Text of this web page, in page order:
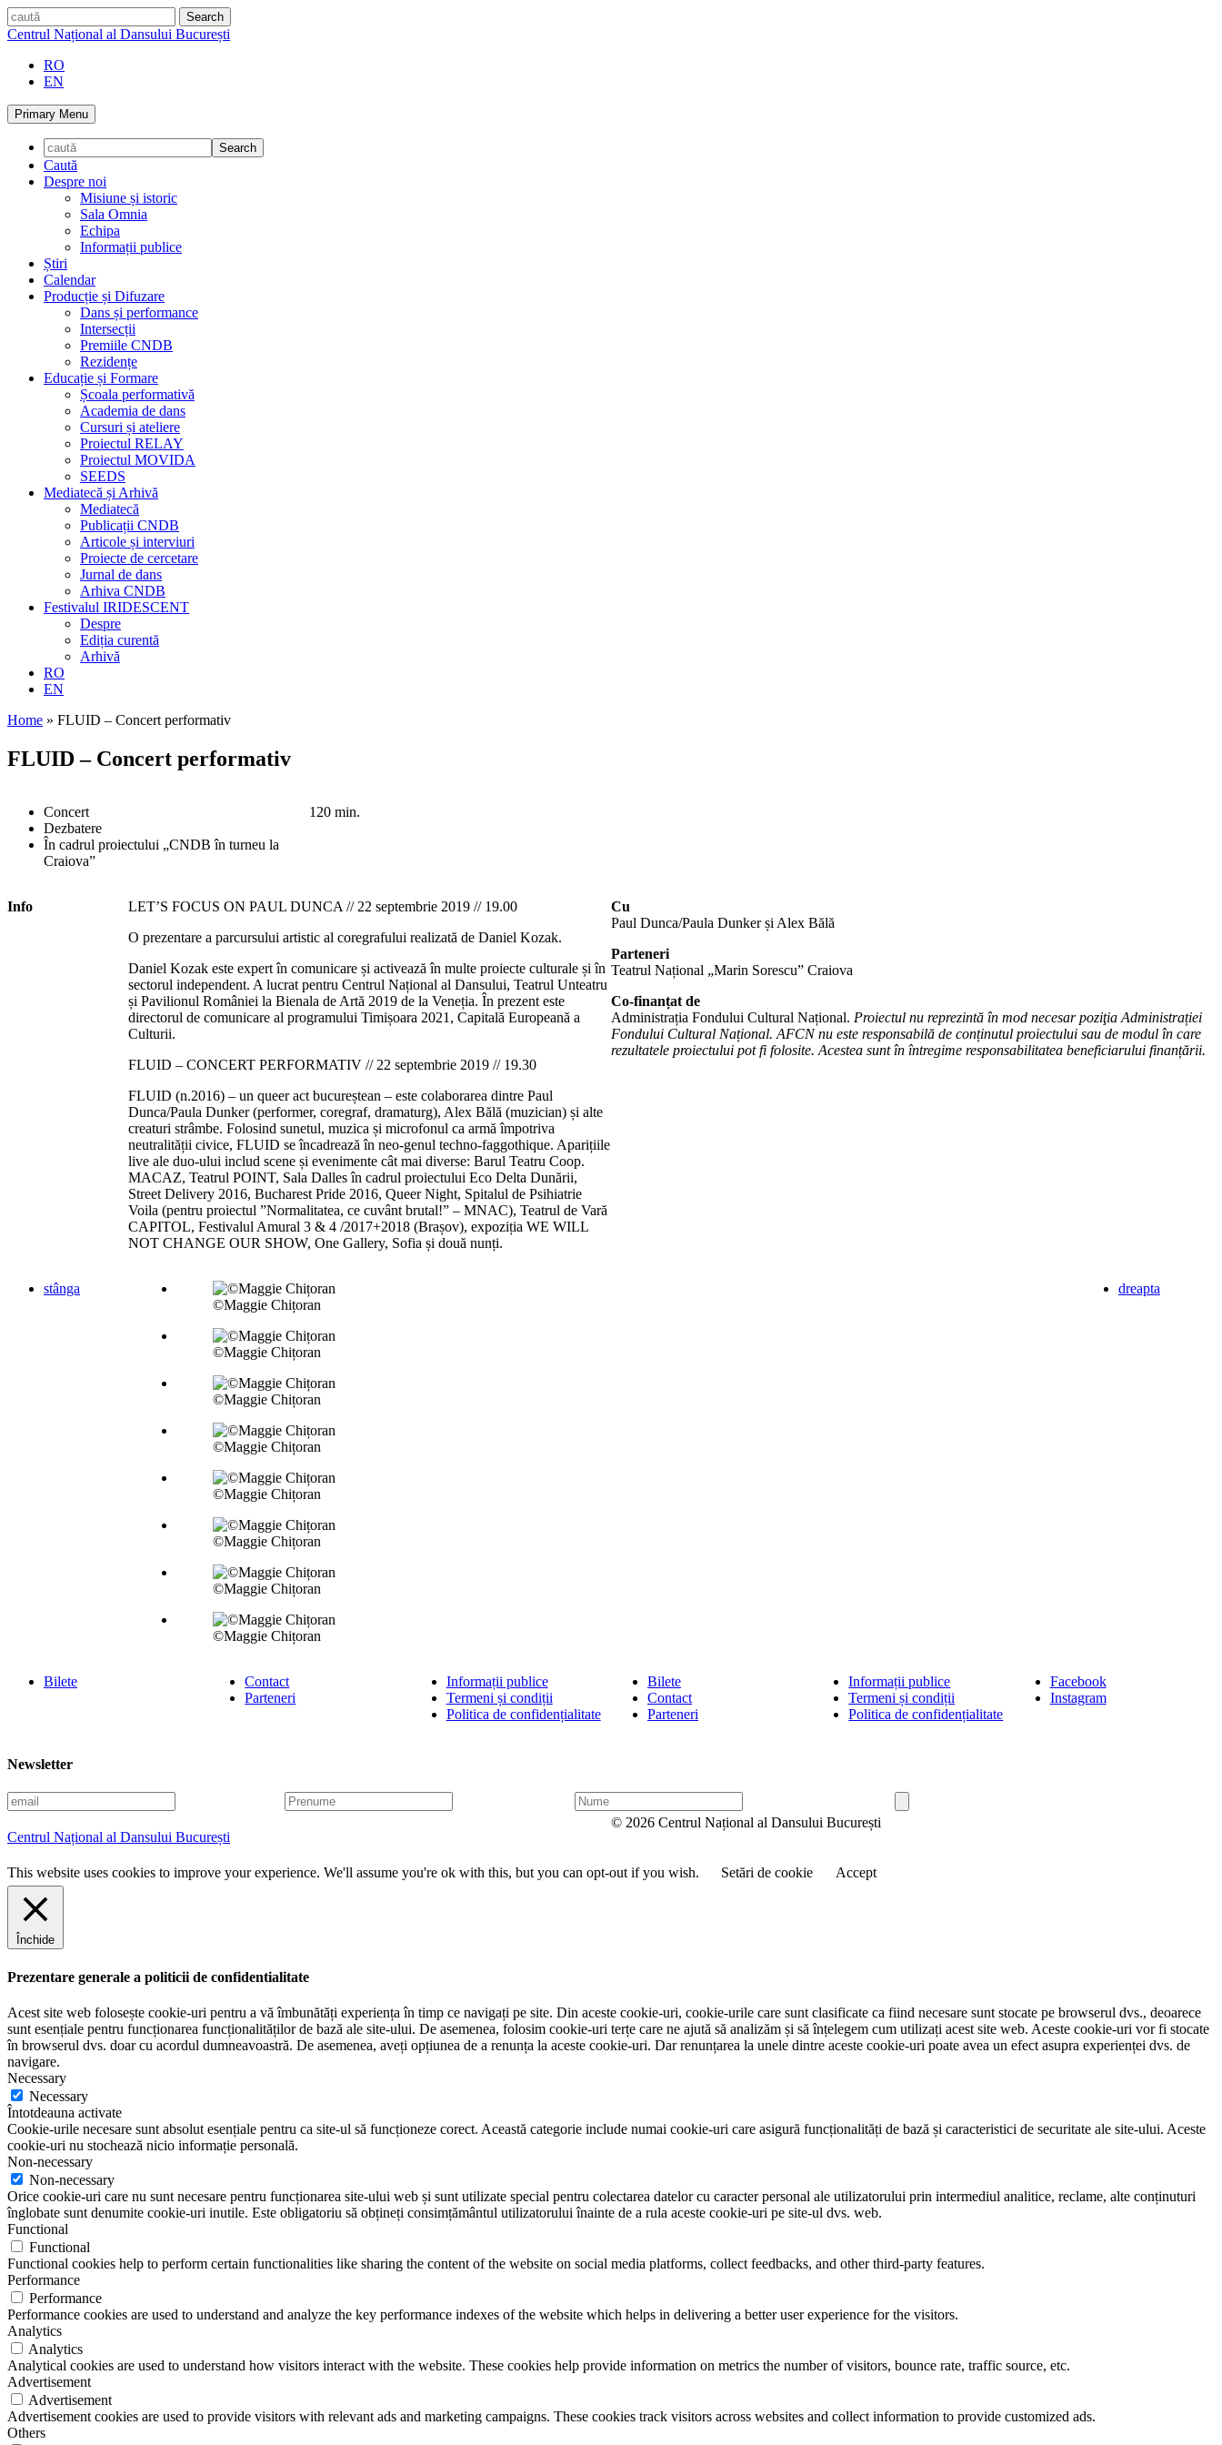
Skip
to
caută
Centrul Național al Dansului București
RO
EN
Primary Menu
Caută
Despre noi
Misiune și istoric
Sala Omnia
Echipa
Informații publice
Știri
Calendar
Producție și Difuzare
Dans și performance
Intersecții
Premiile CNDB
Rezidențe
Educație și Formare
Școala performativă
Academia de dans
Cursuri și ateliere
Proiectul RELAY
Proiectul MOVIDA
SEEDS
Mediatecă și Arhivă
Mediatecă
Publicații CNDB
Articole și interviuri
Proiecte de cercetare
Jurnal de dans
Arhiva CNDB
Festivalul IRIDESCENT
Despre
Ediția curentă
Arhivă
RO
EN
Home » FLUID – Concert performativ
FLUID – Concert performativ
Concert
Dezbatere
În cadrul proiectului „CNDB în turneu la
Craiova”
120 min.
Info
LET’S FOCUS ON PAUL DUNCA // 22 septembrie 2019 // 19.00
O prezentare a parcursului artistic al coregrafului realizată de Daniel Kozak.
Daniel Kozak este expert în comunicare și activează în multe proiecte culturale și în
sectorul independent. A lucrat pentru Centrul Național al Dansului, Teatrul Unteatru
și Pavilionul României la Bienala de Artă 2019 de la Veneția. În prezent este
directorul de comunicare al programului Timișoara 2021, Capitală Europeană a
Culturii.
FLUID – CONCERT PERFORMATIV // 22 septembrie 2019 // 19.30
FLUID (n.2016) – un queer act bucureștean – este colaborarea dintre Paul
Dunca/Paula Dunker (performer, coregraf, dramaturg), Alex Bălă (muzician) și alte
creaturi strâmbe. Folosind sunetul, muzica și microfonul ca armă împotriva
neutralității civice, FLUID se încadrează în neo-genul techno-faggothique. Aparițiile
live ale duo-ului includ scene și evenimente cât mai diverse: Barul Teatru Coop.
MACAZ, Teatrul POINT, Sala Dalles în cadrul proiectului Eco Delta Dunării,
Street Delivery 2016, Bucharest Pride 2016, Queer Night, Spitalul de Psihiatrie
Voila (pentru proiectul ”Normalitatea, ce cuvânt brutal!” – MNAC), Teatrul de Vară
CAPITOL, Festivalul Amural 3 & 4 /2017+2018 (Brașov), expoziția WE WILL
NOT CHANGE OUR SHOW, One Gallery, Sofia și două nunți.
Cu
Paul Dunca/Paula Dunker și Alex Bălă
Parteneri
Teatrul Național „Marin Sorescu” Craiova
Co-finanțat de
Administrația Fondului Cultural Național. Proiectul nu reprezintă în mod necesar poziţia Administrației
Fondului Cultural Național. AFCN nu este responsabilă de conținutul proiectului sau de modul în care
rezultatele proiectului pot fi folosite. Acestea sunt în întregime responsabilitatea beneficiarului finanțării.
stânga
©Maggie Chițoran
©Maggie Chițoran
©Maggie Chițoran
©Maggie Chițoran
©Maggie Chițoran
©Maggie Chițoran
©Maggie Chițoran
©Maggie Chițoran
dreapta
Bilete
Contact
Parteneri
Informații publice
Termeni și condiții
Politica de confidențialitate
Bilete
Contact
Parteneri
Informații publice
Termeni și condiții
Politica de confidențialitate
Facebook
Instagram
Newsletter
E
m
a
i
l
P
r
u
m
N
u
Centrul Național al Dansului București
© 2026 Centrul Național al Dansului București
This website uses cookies to improve your experience. We'll assume you're ok with this, but you can opt-out if you wish. Setări de cookie Accept
Închide
Prezentare generale a politicii de confidentialitate
Acest site web folosește cookie-uri pentru a vă îmbunătăți experiența în timp ce navigați pe site. Din aceste cookie-uri, cookie-urile care sunt clasificate ca fiind necesare sunt stocate pe browserul dvs., deoarece
sunt esențiale pentru funcționarea funcționalităților de bază ale site-ului. De asemenea, folosim cookie-uri terțe care ne ajută să analizăm și să înțelegem cum utilizați acest site web. Aceste cookie-uri vor fi stocate
în browserul dvs. doar cu acordul dumneavoastră. De asemenea, aveți opțiunea de a renunța la aceste cookie-uri. Dar renunțarea la unele dintre aceste cookie-uri poate avea un efect asupra experienței dvs. de
navigare.
Necessary
Necessary
Întotdeauna activate
Cookie-urile necesare sunt absolut esențiale pentru ca site-ul să funcționeze corect. Această categorie include numai cookie-uri care asigură funcționalități de bază și caracteristici de securitate ale site-ului. Aceste
cookie-uri nu stochează nicio informație personală.
Non-necessary
Non-necessary
Orice cookie-uri care nu sunt necesare pentru funcționarea site-ului web și sunt utilizate special pentru colectarea datelor cu caracter personal ale utilizatorului prin intermediul analitice, reclame, alte conținuturi
înglobate sunt denumite cookie-uri inutile. Este obligatoriu să obțineți consimțământul utilizatorului înainte de a rula aceste cookie-uri pe site-ul dvs. web.
Functional
Functional
Functional cookies help to perform certain functionalities like sharing the content of the website on social media platforms, collect feedbacks, and other third-party features.
Performance
Performance
Performance cookies are used to understand and analyze the key performance indexes of the website which helps in delivering a better user experience for the visitors.
Analytics
Analytics
Analytical cookies are used to understand how visitors interact with the website. These cookies help provide information on metrics the number of visitors, bounce rate, traffic source, etc.
Advertisement
Advertisement
Advertisement cookies are used to provide visitors with relevant ads and marketing campaigns. These cookies track visitors across websites and collect information to provide customized ads.
Others